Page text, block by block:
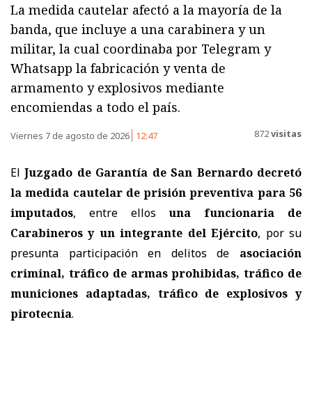
La medida cautelar afectó a la mayoría de la
banda, que incluye a una carabinera y un
militar, la cual coordinaba por Telegram y
Whatsapp la fabricación y venta de
armamento y explosivos mediante
encomiendas a todo el país.
Viernes 7 de agosto de 2026 12:47 872visitas
ElJuzgado de Garantía de San Bernardo decretó
la medida cautelar de prisión preventiva para 56
imputados, entre ellosuna funcionaria de
Carabineros y un integrante del Ejército, por su
presunta participación en delitos de asociación
criminal, tráfico de armas prohibidas, tráfico de
municiones adaptadas, tráfico de explosivos y
pirotecnia.